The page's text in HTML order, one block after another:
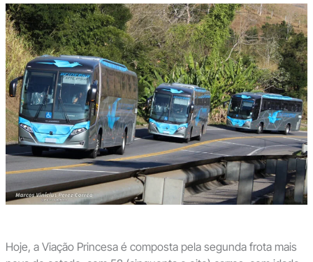
Hoje, a Viação Princesa é composta pela segunda frota mais